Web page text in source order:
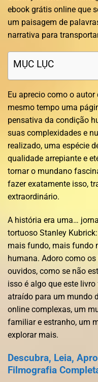
ebook grátis online que
um paisagem de
narrativa para
MỤC LỤC
Eu aprecio como o
mesmo tempo uma
pensativa da condição
suas complexidades e
realizado, uma espécie
qualidade arrepiante e
tornar o mundano
fazer exatamente isso,
extraordinário.
A história era uma…
tortuoso Stanley
mais fundo, mais fundo
humana. Adoro como
ouvidos, como se não
isso é algo que este
atraído para um mundo
online complexas, um
familiar e estranho, um
explorar mais.
Descubra, Leia,
Filmografia